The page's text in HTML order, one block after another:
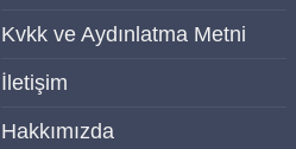
Kvkk ve Aydınlatma Metni
İletişim
Hakkımızda